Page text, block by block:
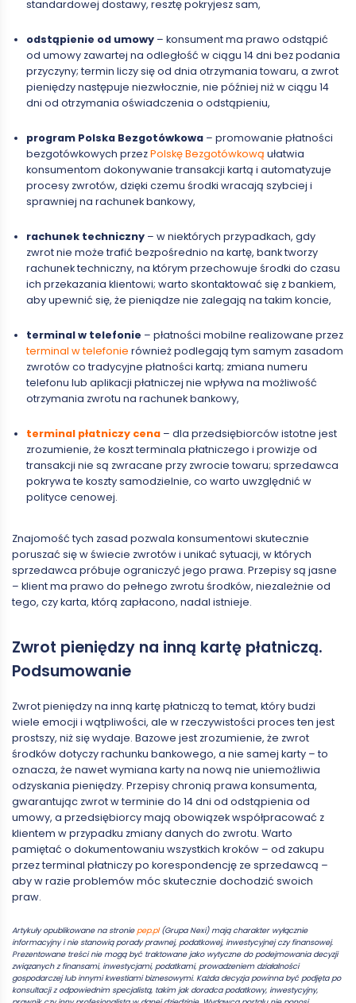
standardowej dostawy, resztę pokryjesz sam,
odstąpienie od umowy– konsument ma prawo odstąpić
od umowy zawartej na odległość w ciągu 14 dni bez podania
przyczyny; termin liczy się od dnia otrzymania towaru, a zwrot
pieniędzy następuje niezwłocznie, nie później niż w ciągu 14
dni od otrzymania oświadczenia o odstąpieniu,
program Polska Bezgotówkowa– promowanie płatności
bezgotówkowych przezPolskę Bezgotówkową ułatwia
konsumentom dokonywanie transakcji kartą i automatyzuje
procesy zwrotów, dzięki czemu środki wracają szybciej i
sprawniej na rachunek bankowy,
rachunek techniczny– w niektórych przypadkach, gdy
zwrot nie może trafić bezpośrednio na kartę, bank tworzy
rachunek techniczny, na którym przechowuje środki do czasu
ich przekazania klientowi; warto skontaktować się z bankiem,
aby upewnić się, że pieniądze nie zalegają na takim koncie,
terminal w telefonie – płatności mobilne realizowane przez
terminal w telefonie również podlegają tym samym zasadom
zwrotów co tradycyjne płatności kartą; zmiana numeru
telefonu lub aplikacji płatniczej nie wpływa na możliwość
otrzymania zwrotu na rachunek bankowy,
terminal płatniczy cena– dla przedsiębiorców istotne jest
zrozumienie, że koszt terminala płatniczego i prowizje od
transakcji nie są zwracane przy zwrocie towaru; sprzedawca
pokrywa te koszty samodzielnie, co warto uwzględnić w
polityce cenowej.
Znajomość tych zasad pozwala konsumentowi skutecznie
poruszać się w świecie zwrotów i unikać sytuacji, w których
sprzedawca próbuje ograniczyć jego prawa. Przepisy są jasne
– klient ma prawo do pełnego zwrotu środków, niezależnie od
tego, czy karta, którą zapłacono, nadal istnieje.
Zwrot pieniędzy na inną kartę płatniczą.
Podsumowanie
Zwrot pieniędzy na inną kartę płatniczą to temat, który budzi
wiele emocji i wątpliwości, ale w rzeczywistości proces ten jest
prostszy, niż się wydaje. Bazowe jest zrozumienie, że zwrot
środków dotyczy rachunku bankowego, a nie samej karty – to
oznacza, że nawet wymiana karty na nową nie uniemożliwia
odzyskania pieniędzy. Przepisy chronią prawa konsumenta,
gwarantując zwrot w terminie do 14 dni od odstąpienia od
umowy, a przedsiębiorcy mają obowiązek współpracować z
klientem w przypadku zmiany danych do zwrotu. Warto
pamiętać o dokumentowaniu wszystkich kroków – od zakupu
przez terminal płatniczy po korespondencję ze sprzedawcą –
aby w razie problemów móc skutecznie dochodzić swoich
praw.
Artykuły opublikowane na stroniepep.pl(Grupa Nexi) mają charakter wyłącznie
informacyjny i nie stanowią porady prawnej, podatkowej, inwestycyjnej czy finansowej.
Prezentowane treści nie mogą być traktowane jako wytyczne do podejmowania decyzji
związanych z finansami, inwestycjami, podatkami, prowadzeniem działalności
gospodarczej lub innymi kwestiami biznesowymi. Każda decyzja powinna być podjęta po
konsultacji z odpowiednim specjalistą, takim jak doradca podatkowy, inwestycyjny,